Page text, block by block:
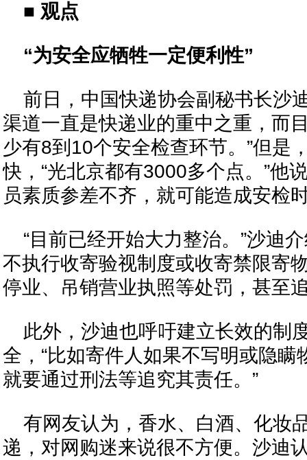
■ 观点
“为安全应牺牲一定便利性”
前日，中国快递协会副秘书长沙
渠道一直是快递业的重中之重，而
少有8到10个安全检查环节。”但是
快，“光北京都有3000多个点。”他
员素质参差不齐，就可能造成安检
“目前已经开始大力整治。”沙迪
不执行收寄验视制度或收寄禁限寄
停业、吊销营业执照等处罚，甚至
此外，沙迪也呼吁建立长效的制
全，“比如寄件人如果不写明或隐瞒
就要通过刑法等追究其责任。”
有网友认为，香水、白酒、化妆
递，对网购迷来说很不方便。沙迪